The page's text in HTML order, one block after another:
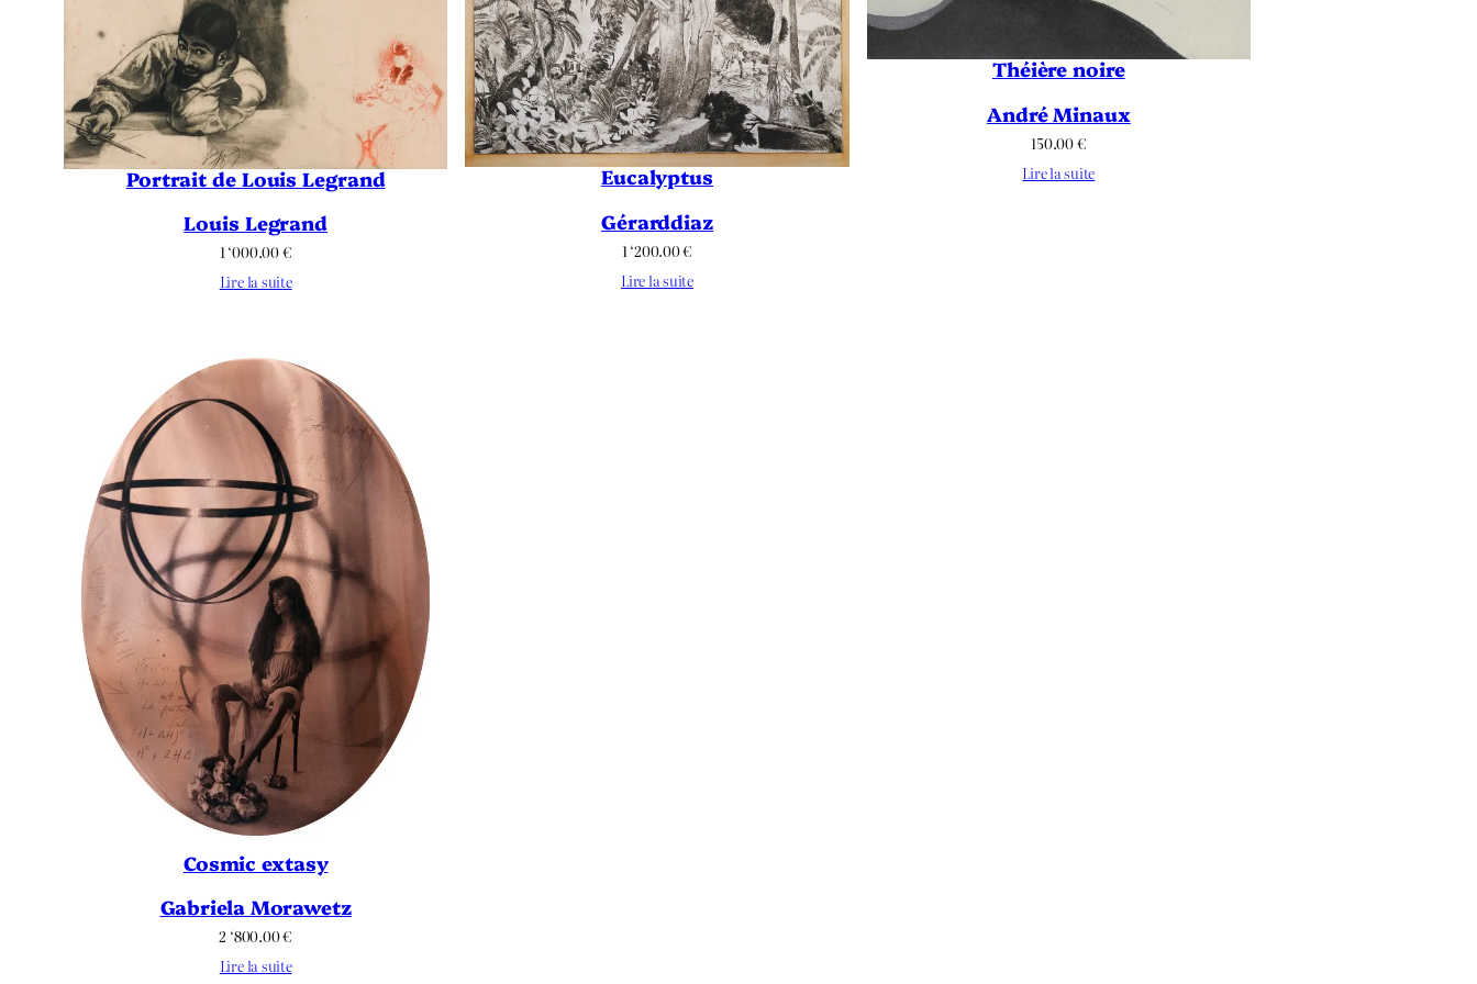
Portrait de Louis Legrand
Louis Legrand
1 ‘000.00€
Lire la suite
Eucalyptus
Gérarddiaz
1 ‘200.00€
Lire la suite
Théière noire
André Minaux
150.00€
Lire la suite
Cosmic extasy
Gabriela Morawetz
2 ‘800.00€
Lire la suite